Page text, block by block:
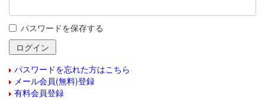
パスワードを保存する
パスワードを忘れた方はこちら
メール会員(無料)登録
有料会員登録